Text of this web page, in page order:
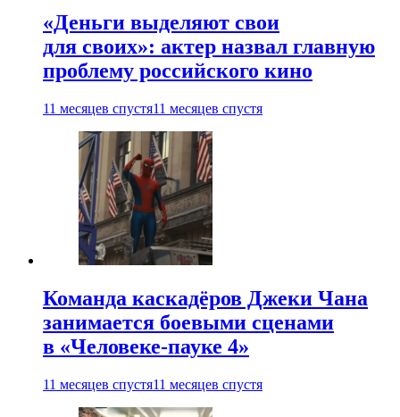
«Деньги выделяют свои
для своих»: актер назвал главную
проблему российского кино
11 месяцев спустя11 месяцев спустя
Команда каскадёров Джеки Чана
занимается боевыми сценами
в «Человеке-пауке 4»
11 месяцев спустя11 месяцев спустя